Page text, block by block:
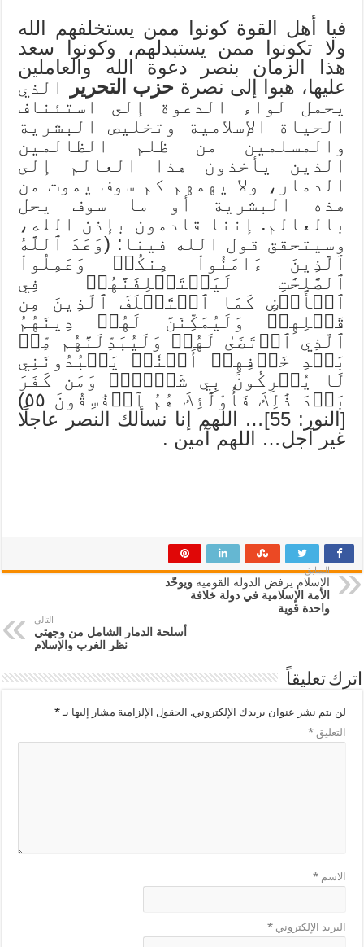
فيا أهل القوة كونوا ممن يستخلفهم الله
ولا تكونوا ممن يستبدلهم، وكونوا سعد
هذا الزمان بنصر دعوة الله والعاملين
عليها، هبوا إلى نصرة حزب التحرير
الذي
يحمل لواء الدعوة إلى استئناف
الحياة الإسلامية وتخليص البشرية
والمسلمين من ظلم الظالمين
الذين يأخذون هذا العالم إلى
الدمار، ولا يهمهم كم سوف يموت من
هذه البشرية أو ما سوف يحل
بالعالم. إننا قادمون بإذن الله،
وسيتحقق قول الله فينا: (وَعَدَ ٱللَّهُ
ٱلَّذِينَ ءَامَنُواْ مِنكُمۡ وَعَمِلُواْ
ٱلصَّٰلِحَٰتِ لَيَسۡتَخۡلِفَنَّهُمۡ فِي
ٱلۡأَرۡضِ كَمَا ٱسۡتَخۡلَفَ ٱلَّذِينَ مِن
قَبۡلِهِمۡ وَلَيُمَكِّنَنَّ لَهُمۡ دِينَهُمُ
ٱلَّذِي ٱرۡتَضَىٰ لَهُمۡ وَلَيُبَدِّلَنَّهُم مِّنۢ
بَعۡدِ خَوۡفِهِمۡ أَمۡنٗاۚ يَعۡبُدُونَنِي
لَا يُشۡرِكُونَ بِي شَيۡ‍ٔٗاۚ وَمَن كَفَرَ
بَعۡدَ ذَٰلِكَ فَأُوْلَٰٓئِكَ هُمُ ٱلۡفَٰسِقُونَ ٥٥)
[النور: 55]… اللهم إنا نسألك النصر عاجلًا
غير آجل… اللهم آمين .
السابق
الإسلام يرفض الدولة القوميةويوحّد
الأمة الإسلامية في دولة خلافة
واحدة قوية
التالي
أسلحة الدمار الشامل من وجهتي
نظر الغرب والإسلام
اترك تعليقاً
لن يتم نشر عنوان بريدك الإلكتروني. الحقول الإلزامية مشار إليها بـ*
التعليق*
الاسم*
البريد الإلكتروني*